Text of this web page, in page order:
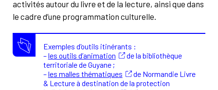
activités autour du livre et de la lecture, ainsi que dans
le cadre d’une programmation culturelle.
Exemples d'outils itinérants :
–les outils d’animation
de la bibliothèque
territoriale de Guyane ;
–les malles thématiques
de Normandie Livre
& Lecture à destination de la protection